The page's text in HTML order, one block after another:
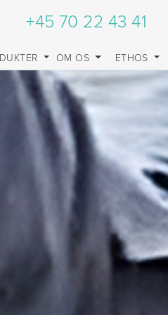
+45 70 22 43 41
OM OS ETHOS